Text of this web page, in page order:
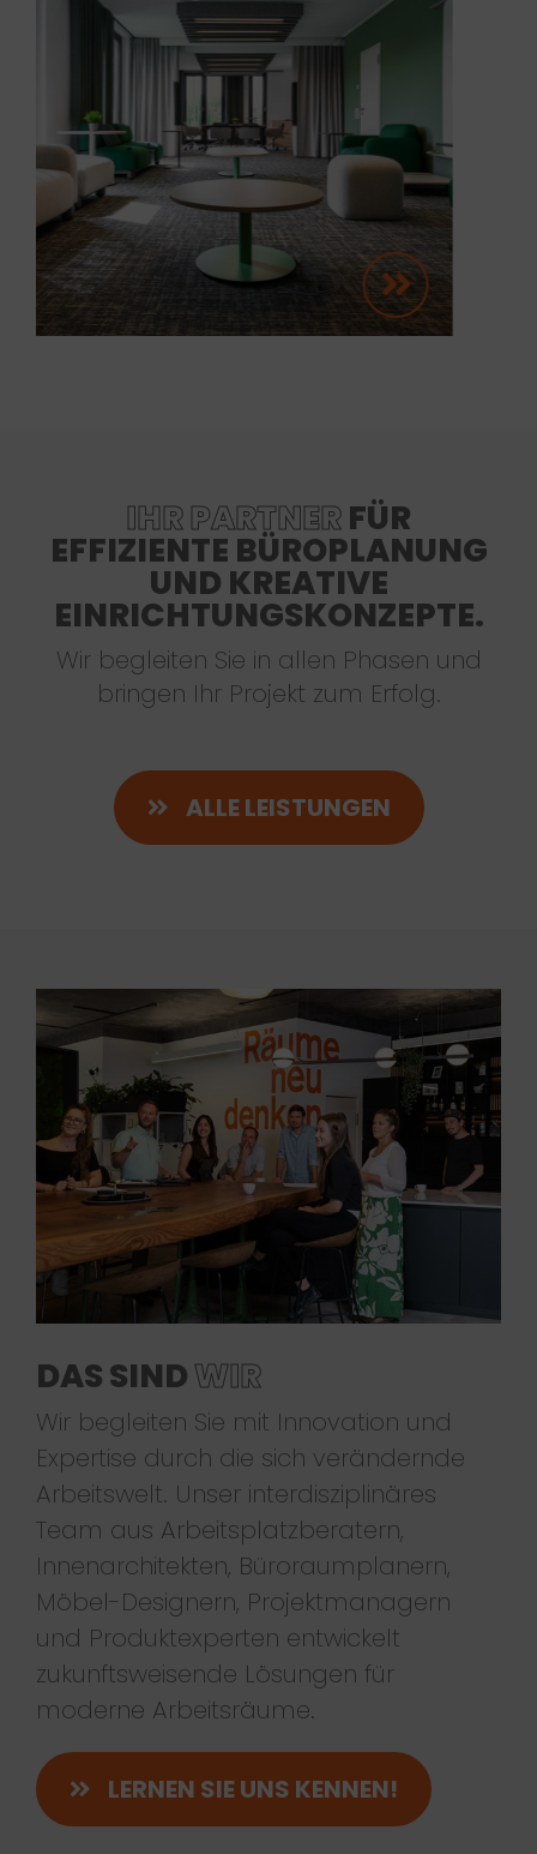
IHR PARTNERFÜR
EFFIZIENTE BÜROPLANUNG
UND KREATIVE
EINRICHTUNGSKONZEPTE.
Wir begleiten Sie in allen Phasen und
bringen Ihr Projekt zum Erfolg.
ALLE LEISTUNGEN
DAS SINDWIR
Wir begleiten Sie mit Innovation und
Expertise durch die sich verändernde
Arbeitswelt. Unser interdisziplinäres
Team aus Arbeitsplatzberatern,
Innenarchitekten, Büroraumplanern,
Möbel-Designern, Projektmanagern
und Produktexperten entwickelt
zukunftsweisende Lösungen für
moderne Arbeitsräume.
LERNEN SIE UNS KENNEN!